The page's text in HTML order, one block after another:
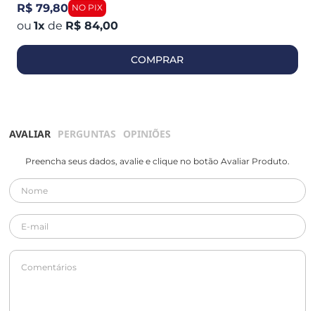
R$ 79,80
1x de R$ 84,00
COMPRAR
AVALIAR PERGUNTAS OPINIÕES
Preencha seus dados, avalie e clique no botão Avaliar Produto.